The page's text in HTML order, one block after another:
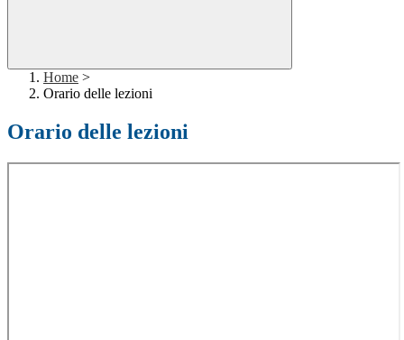
Home >
Orario delle lezioni
Orario delle lezioni